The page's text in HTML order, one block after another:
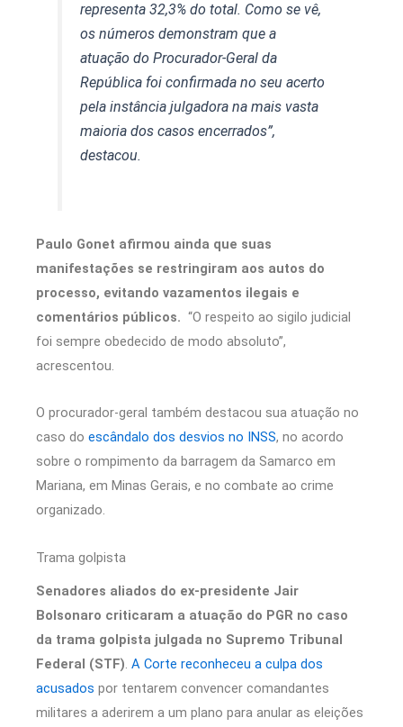
representa 32,3% do total. Como se vê,
os números demonstram que a
atuação do Procurador-Geral da
República foi confirmada no seu acerto
pela instância julgadora na mais vasta
maioria dos casos encerrados”,
destacou.
Paulo Gonet afirmou ainda que suas
manifestações se restringiram aos autos do
processo, evitando vazamentos ilegais e
comentários públicos. “O respeito ao sigilo judicial
foi sempre obedecido de modo absoluto”,
acrescentou.
O procurador-geral também destacou sua atuação no
caso do escândalo dos desvios no INSS, no acordo
sobre o rompimento da barragem da Samarco em
Mariana, em Minas Gerais, e no combate ao crime
organizado.
Trama golpista
Senadores aliados do ex-presidente Jair
Bolsonaro criticaram a atuação do PGR no caso
da trama golpista julgada no Supremo Tribunal
Federal (STF). A Corte reconheceu a culpa dos
acusados por tentarem convencer comandantes
militares a aderirem a um plano para anular as eleições